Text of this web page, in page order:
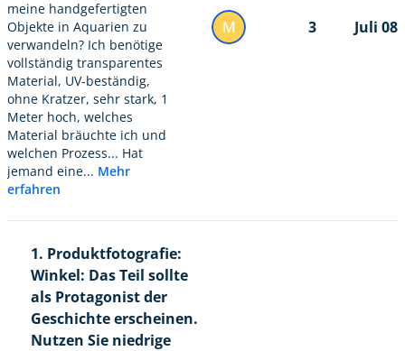
meine handgefertigten
Objekte in Aquarien zu
verwandeln? Ich benötige
vollständig transparentes
Material, UV-beständig,
ohne Kratzer, sehr stark, 1
Meter hoch, welches
Material bräuchte ich und
welchen Prozess... Hat
jemand eine... Mehr
erfahren
M 3 Juli 08
1. Produktfotografie:
Winkel: Das Teil sollte
als Protagonist der
Geschichte erscheinen.
Nutzen Sie niedrige